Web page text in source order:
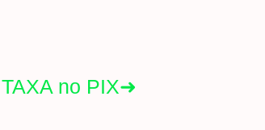
no PIX➜